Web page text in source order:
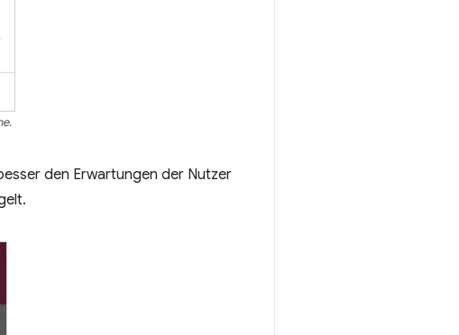
den Erwartungen der Nutzer